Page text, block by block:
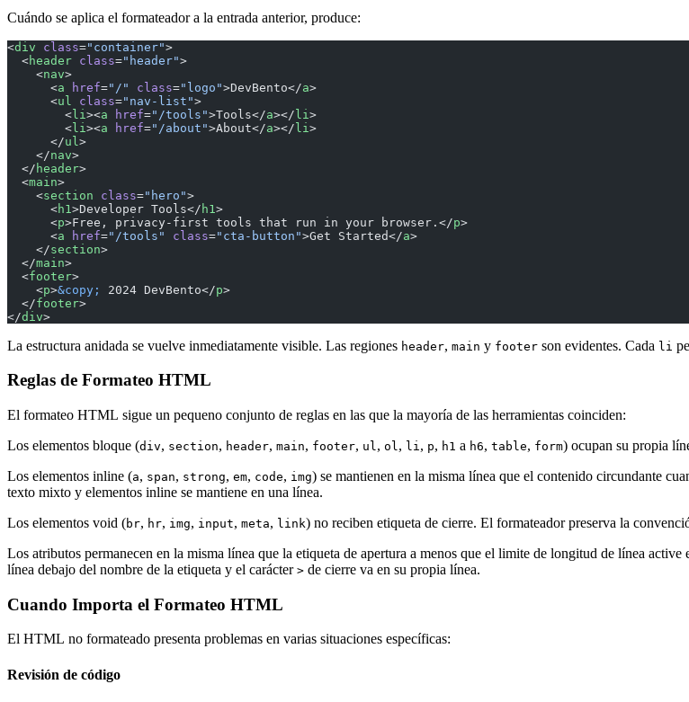
Cuándo se aplica el formateador a la entrada anterior, produce:
<div class="container">
  <
header class="header">
    <
nav>
      <
a href="/" class="logo">DevBento</a>
      <
ul class="nav-list">
        <
li ><a href="/tools">Tools</a></li >
        <
li ><a href="/about">About</a></li >
      </
ul >
    </
nav>
  </
header>
  <
main>
    <
section class="hero">
      <
h1 >Developer Tools</ h1 >
      <
p>Free, privacy-first tools that run in your browser.</p>
      <
a href="/tools" class="cta-button">Get Started</a>
    </
section>
  </
main>
  <
footer>
    <
p>&copy; 2024 DevBento</p>
  </
footer>
</div>
La estructura anidada se vuelve inmediatamente visible. Las regiones header, main y footer son evidentes. Cada li
Reglas de Formateo HTML
El formateo HTML sigue un pequeno conjunto de reglas en las que la mayoría de las herramientas coinciden:
Los elementos bloque (div, section, header, main, footer, ul , ol , li , p, h1 a h6, table, form) ocupan su propia
Los elementos inline (a, span, strong, em, code, img) se mantienen en la misma línea que el contenido circundante
texto mixto y elementos inline se mantiene en una línea.
Los elementos void (br, hr, img, input, meta, link) no reciben etiqueta de cierre. El formateador preserva la
Los atributos permanecen en la misma línea que la etiqueta de apertura a menos que el limite de longitud de línea
línea debajo del nombre de la etiqueta y el carácter > de cierre va en su propia línea.
Cuando Importa el Formateo HTML
El HTML no formateado presenta problemas en varias situaciones específicas:
Revisión de código